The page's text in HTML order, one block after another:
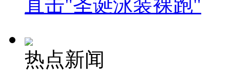
直击"圣诞泳装裸跑"
热点新闻